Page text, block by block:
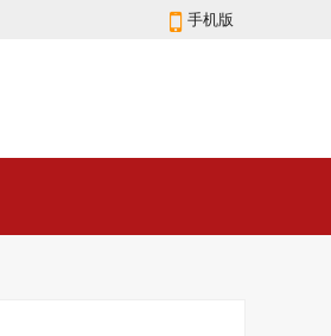
手机版